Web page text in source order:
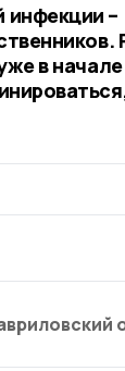
инфекции –
в начале